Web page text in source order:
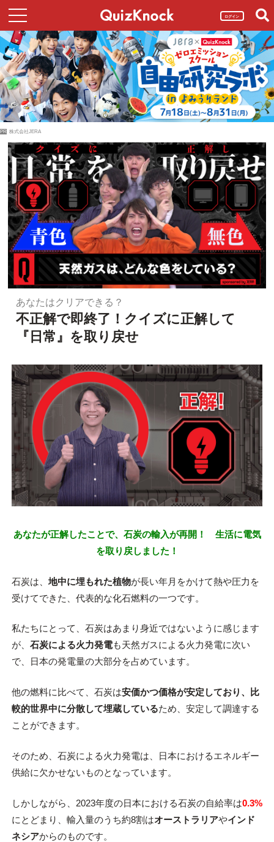
ログイン
PR 株式会社JERA
あなたはクリアできる？
不正解で即終了！クイズに正解して
『日常』を取り戻せ
あなたが正解したことで、石炭の輸入が再開！ 生活に電気
を取り戻しました！
石炭は、地中に埋もれた植物が長い年月をかけて熱や圧力を
受けてできた、代表的な化石燃料の一つです。
私たちにとって、石炭はあまり身近ではないように感じます
が、 石炭による火力発電も天然ガスによる火力発電に次い
で、日本の発電量の大部分を占めています。
他の燃料に比べて、石炭は安価かつ価格が安定しており、比
較的世界中に分散して埋蔵しているため、安定して調達する
ことができます。
そのため、石炭による火力発電は、日本におけるエネルギー
供給に欠かせないものとなっています。
しかしながら、2023年度の日本における石炭の自給率は0.3%
にとどまり、輸入量のうち約8割はオーストラリアやインド
ネシアからのものです。